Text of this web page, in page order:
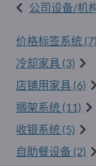
公司设备/机
价格标签系统 (7)
冷却家具 (3)
店铺用家具 (6)
搁架系统 (11)
收银系统 (5)
自助餐设备 (2)